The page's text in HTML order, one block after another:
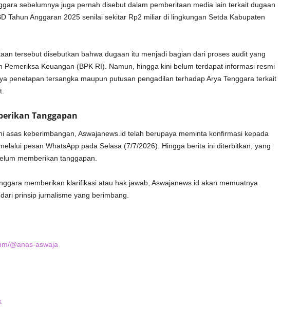
sebelumnya juga pernah disebut dalam pemberitaan media lain terkait dugaan
Tahun Anggaran 2025 senilai sekitar Rp2 miliar di lingkungan Setda Kabupaten
tersebut disebutkan bahwa dugaan itu menjadi bagian dari proses audit yang
Pemeriksa Keuangan (BPK RI). Namun, hingga kini belum terdapat informasi resmi
penetapan tersangka maupun putusan pengadilan terhadap Arya Tenggara terkait
Tanggapan
asas keberimbangan, Aswajanews.id telah berupaya meminta konfirmasi kepada
pesan WhatsApp pada Selasa (7/7/2026). Hingga berita ini diterbitkan, yang
memberikan tanggapan.
memberikan klarifikasi atau hak jawab, Aswajanews.id akan memuatnya
prinsip jurnalisme yang berimbang.
@anas-aswaja